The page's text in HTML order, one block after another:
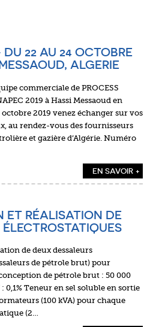
DU 22 AU 24 OCTOBRE
ALGERIE
commerciale de PROCESS
2019 à Hassi Messaoud en
2019 venez échanger sur vos
au rendez-vous des fournisseurs
et gazière d’Algérie. Numéro
EN SAVOIR +
ET RÉALISATION DE
de deux dessaleurs
de pétrole brut) pour
de pétrole brut : 50 000
: 0,1% Teneur en sel soluble en sortie
(100 kVA) pour chaque
(2…